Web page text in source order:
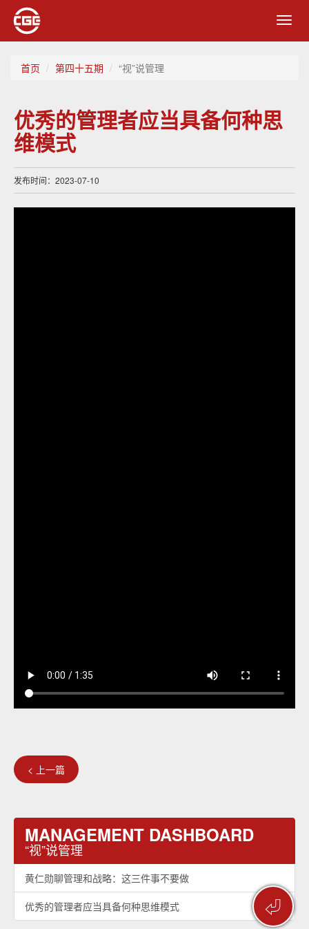
首页 第四十五期 “视”说管理
⏎
优秀的管理者应当具备何种思
维模式
发布时间：2023-07-10
< 上一篇
MANAGEMENT DASHBOARD
“视”说管理
黄仁勋聊管理和战略：这三件事不要做
优秀的管理者应当具备何种思维模式